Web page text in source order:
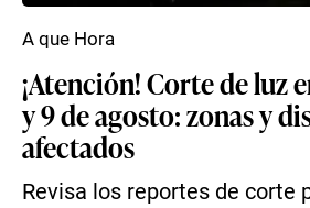
¡Atención! Corte de luz
y 9 de agosto: zonas y
afectados
Revisa los reportes de corte
A que Hora